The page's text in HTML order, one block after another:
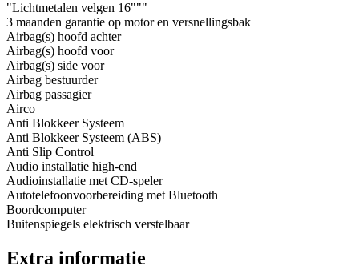
"Lichtmetalen velgen 16"""
3 maanden garantie op motor en versnellingsbak
Airbag(s) hoofd achter
Airbag(s) hoofd voor
Airbag(s) side voor
Airbag bestuurder
Airbag passagier
Airco
Anti Blokkeer Systeem
Anti Blokkeer Systeem (ABS)
Anti Slip Control
Audio installatie high-end
Audioinstallatie met CD-speler
Autotelefoonvoorbereiding met Bluetooth
Boordcomputer
Buitenspiegels elektrisch verstelbaar
Extra informatie